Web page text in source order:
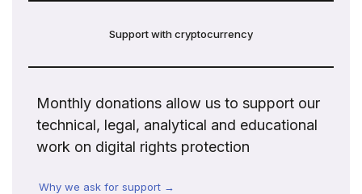
Support with cryptocurrency
Monthly donations allow us to support our
technical, legal, analytical and educational
work on digital rights protection
Why we ask for support →